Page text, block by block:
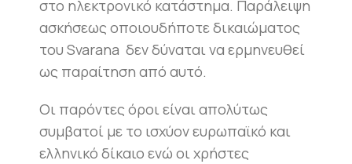
στο ηλεκτρονικό κατάστημα. Παράλειψη
ασκήσεως οποιουδήποτε δικαιώματος
του Svarana δεν δύναται να ερμηνευθεί
ως παραίτηση από αυτό.
Οι παρόντες όροι είναι απολύτως
συμβατοί με το ισχύον ευρωπαϊκό και
ελληνικό δίκαιο ενώ οι χρήστες